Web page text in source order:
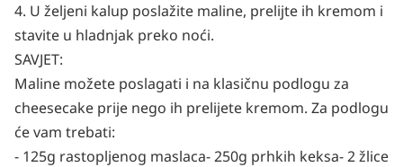
4. U željeni kalup poslažite maline, prelijte ih kremom i
stavite u hladnjak preko noći.
SAVJET:
Maline možete poslagati i na klasičnu podlogu za
cheesecake prije nego ih prelijete kremom. Za podlogu
će vam trebati:
- 125g rastopljenog maslaca- 250g prhkih keksa- 2 žlice